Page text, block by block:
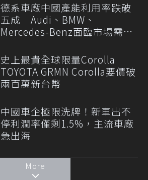
德系車廠中國產能利用率跌破
五成 Audi、BMW、
Mercedes-Benz面臨市場需求
史上最貴全球限量Corolla
TOYOTA GRMN Corolla要價破
兩百萬新台幣
中國車企極限洗牌！新車出不
停利潤率僅剩1.5%，主流車廠
急出海
More